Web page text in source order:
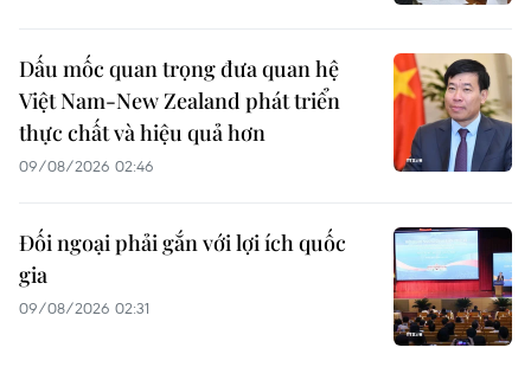
Dấu mốc quan trọng đưa quan hệ
Việt Nam-New Zealand phát triển
thực chất và hiệu quả hơn
09/08/2026 02:46
Đối ngoại phải gắn với lợi ích quốc
gia
09/08/2026 02:31